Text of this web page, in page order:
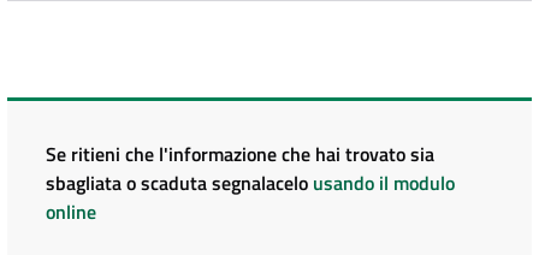
Se ritieni che l'informazione che hai trovato sia
sbagliata o scaduta segnalacelo usando il modulo
online